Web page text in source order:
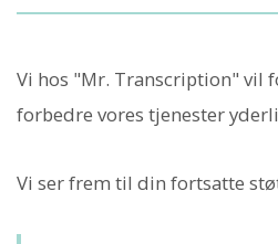
Vi hos "Mr. Transcription" vil
forbedre vores tjenester
Vi ser frem til din fortsatte